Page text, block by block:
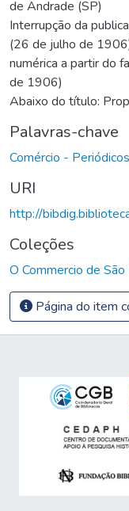
de Andrade (SP)
Interrupção da
(26 de julho de
numérica a partir do
de 1906)
Abaixo do título:
Palavras-chave
Comércio - Periódicos
URI
http://
Coleções
O Commercio de São
Página do item